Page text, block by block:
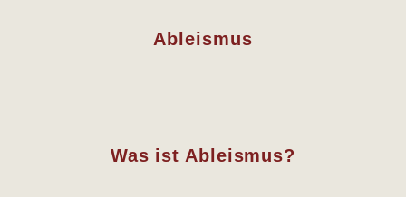
Ableismus
Was ist Ableismus?